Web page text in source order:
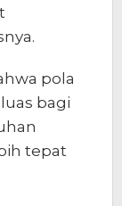
pola
bagi
tepat